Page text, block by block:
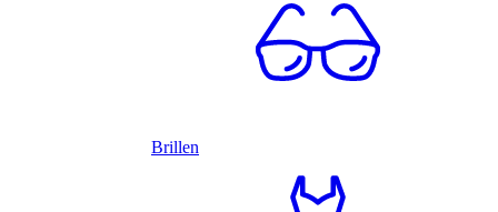
Brillen